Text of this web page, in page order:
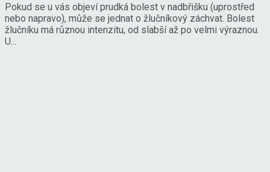
Pokud se u vás objeví prudká bolest v nadbřišku (uprostřed
nebo napravo), může se jednat o žlučníkový záchvat. Bolest
žlučníku má různou intenzitu, od slabší až po velmi výraznou.
U...